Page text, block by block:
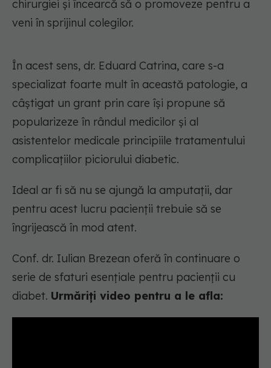
chirurgiei și încearcă să o promoveze pentru a
veni în sprijinul colegilor.
În acest sens, dr. Eduard Catrina, care s-a
specializat foarte mult în această patologie, a
câștigat un grant prin care își propune să
popularizeze în rândul medicilor și al
asistentelor medicale principiile tratamentului
complicațiilor piciorului diabetic.
Ideal ar fi să nu se ajungă la amputații, dar
pentru acest lucru pacienții trebuie să se
îngrijească în mod atent.
Conf. dr. Iulian Brezean oferă în continuare o
serie de sfaturi esențiale pentru pacienții cu
diabet. Urmăriți video pentru a le afla: